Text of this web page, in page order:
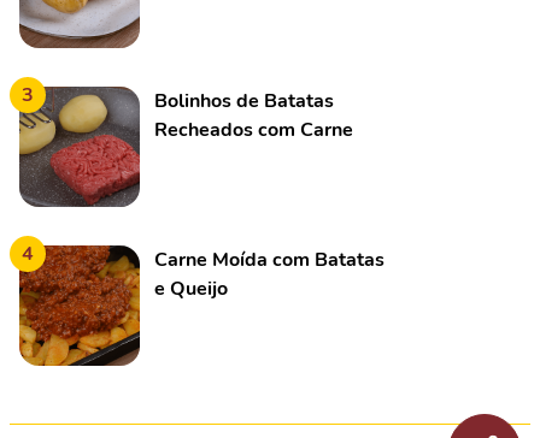
3
Bolinhos de Batatas
Recheados com Carne
4
Carne Moída com Batatas
e Queijo